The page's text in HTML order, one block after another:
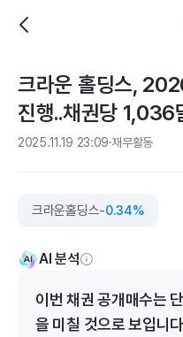
크라운 홀딩스,
진행..채권당 1,036
2025.11.19 23:09 재무활동
크라운홀딩스-0.34%
AI 분석
이번 채권 공개매수는
을 미칠 것으로 보입니